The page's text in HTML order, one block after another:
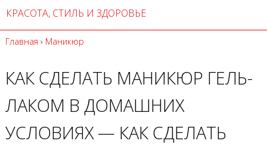
КРАСОТА, СТИЛЬ И ЗДОРОВЬЕ
Главная › Маникюр
КАК СДЕЛАТЬ МАНИКЮР ГЕЛЬ-
ЛАКОМ В ДОМАШНИХ
УСЛОВИЯХ — КАК СДЕЛАТЬ